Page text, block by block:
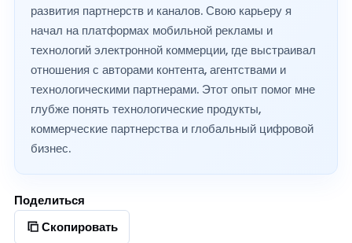
развития партнерств и каналов. Свою карьеру я
начал на платформах мобильной рекламы и
технологий электронной коммерции, где выстраивал
отношения с авторами контента, агентствами и
технологическими партнерами. Этот опыт помог мне
глубже понять технологические продукты,
коммерческие партнерства и глобальный цифровой
бизнес.
Поделиться
Скопировать